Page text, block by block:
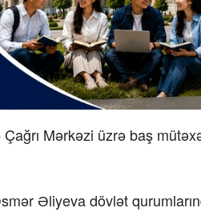
Mərkəzi üzrə baş
Əliyeva dövlət